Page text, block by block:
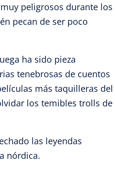
peligrosos durante los
pecan de ser poco
ha sido pieza
tenebrosas de cuentos
más taquilleras del
los temibles trolls de
las leyendas
nórdica.